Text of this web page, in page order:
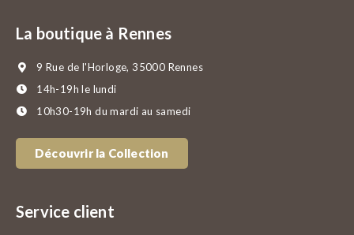
La boutique à Rennes
9 Rue de l'Horloge, 35000 Rennes
14h-19h le lundi
10h30-19h du mardi au samedi
Découvrir la Collection
Service client